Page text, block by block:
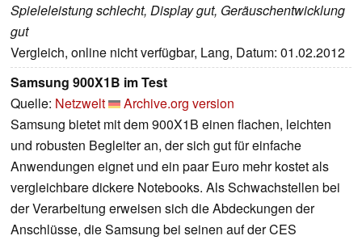
Spieleleistung schlecht, Display gut, Geräuschentwicklung
gut
Vergleich, online nicht verfügbar, Lang, Datum: 01.02.2012
Samsung 900X1B im Test
Quelle: Netzwelt
Archive.org version
Samsung bietet mit dem 900X1B einen flachen, leichten
und robusten Begleiter an, der sich gut für einfache
Anwendungen eignet und ein paar Euro mehr kostet als
vergleichbare dickere Notebooks. Als Schwachstellen bei
der Verarbeitung erweisen sich die Abdeckungen der
Anschlüsse, die Samsung bei seinen auf der CES